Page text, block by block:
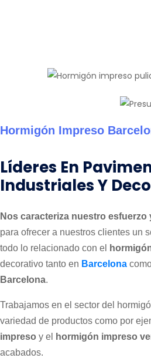
Hormigón Impreso
Líderes En
Industriales Y
Nos caracteriza nuestro
para ofrecer a nuestros clientes un
todo lo relacionado con el
decorativo tanto en Barcelona
Barcelona.
Trabajamos en el sector del
variedad de productos como por
impreso y el hormigón impreso
acabados.